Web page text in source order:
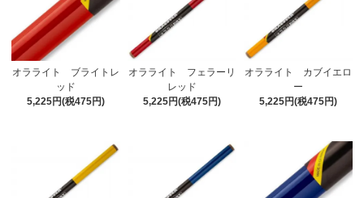
オラライト ブライトレ
ッド
5,225円(税475円)
オラライト フェラーリ
レッド
5,225円(税475円)
オラライト カブイエロ
ー
5,225円(税475円)